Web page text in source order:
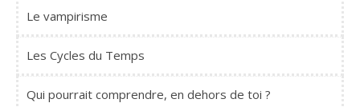
Le vampirisme
Les Cycles du Temps
Qui pourrait comprendre, en dehors de toi ?